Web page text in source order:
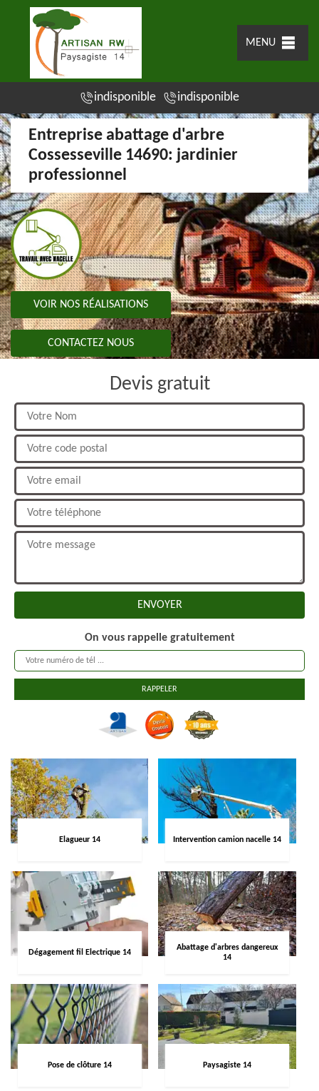
MENU
indisponible indisponible
Entreprise abattage d'arbre
Cossesseville 14690: jardinier
professionnel
VOIR NOS RÉALISATIONS
CONTACTEZ NOUS
Devis gratuit
On vous rappelle gratuitement
Elagueur 14 Intervention camion nacelle 14
Dégagement fil Electrique 14
Abattage d'arbres dangereux
14
Pose de clôture 14 Paysagiste 14